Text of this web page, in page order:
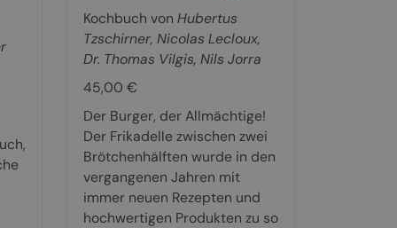
Kochbuch von Hubertus
Tzschirner, Nicolas Lecloux,
Dr. Thomas Vilgis, Nils Jorra
45,00 €
Der Burger, der Allmächtige!
Der Frikadelle zwischen zwei
Brötchenhälften wurde in den
vergangenen Jahren mit
immer neuen Rezepten und
hochwertigen Produkten zu so